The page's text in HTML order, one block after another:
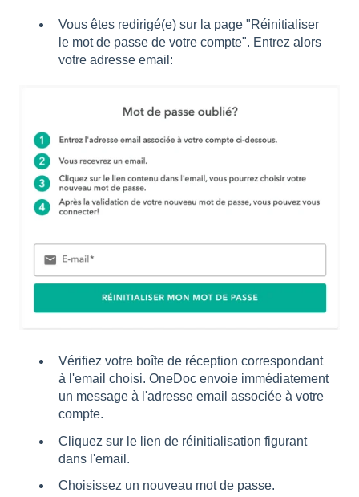
Vous êtes redirigé(e) sur la page "Réinitialiser
le mot de passe de votre compte". Entrez alors
votre adresse email:
Vérifiez votre boîte de réception correspondant
à l'email choisi. OneDoc envoie immédiatement
un message à l'adresse email associée à votre
compte.
Cliquez sur le lien de réinitialisation figurant
dans l'email.
Choisissez un nouveau mot de passe.